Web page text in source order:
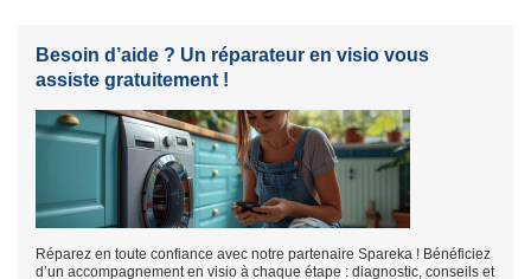
Besoin d’aide ? Un réparateur en visio vous
assiste gratuitement !
Réparez en toute confiance avec notre partenaire Spareka ! Bénéficiez
d’un accompagnement en visio à chaque étape : diagnostic, conseils et